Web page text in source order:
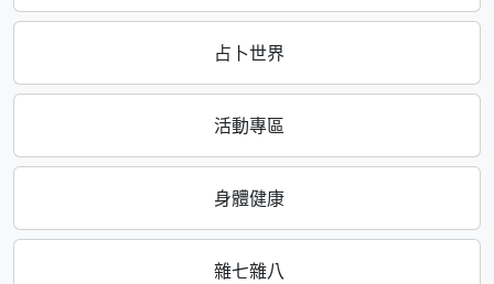
占卜世界
活動專區
身體健康
雜七雜八